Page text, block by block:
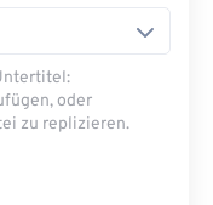
oder
zu replizieren.